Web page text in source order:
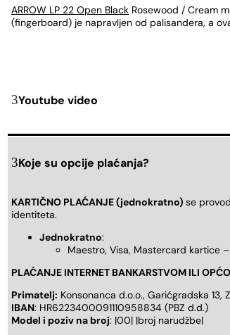
ARROW LP 22 Open Black Rosewood / Cream
(fingerboard) je napravljen od palisandera, a
Youtube video
Koje su opcije plaćanja?
KARTIČNO PLAĆANJE (jednokratno) se
identiteta.
Jednokratno:
Maestro, Visa, Mastercard kartice –
PLAĆANJE INTERNET BANKARSTVOM ILI
Primatelj: Konsonanca d.o.o., Garićgradska 13,
IBAN: HR6223400091110958834 (PBZ d.d.)
Model i poziv na broj: |00| |broj narudžbe|